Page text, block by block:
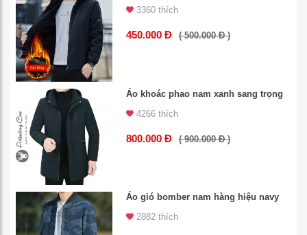
3360 thích
450.000 Đ ( 500.000 Đ )
Áo khoác phao nam xanh sang trọng
4266 thích
800.000 Đ ( 900.000 Đ )
Áo gió bomber nam hàng hiệu navy
2882 thích